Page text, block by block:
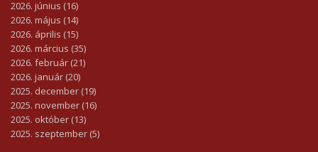
2026. június (16)
2026. május (14)
2026. április (15)
2026. március (35)
2026. február (21)
2026. január (20)
2025. december (19)
2025. november (16)
2025. október (13)
2025. szeptember (5)